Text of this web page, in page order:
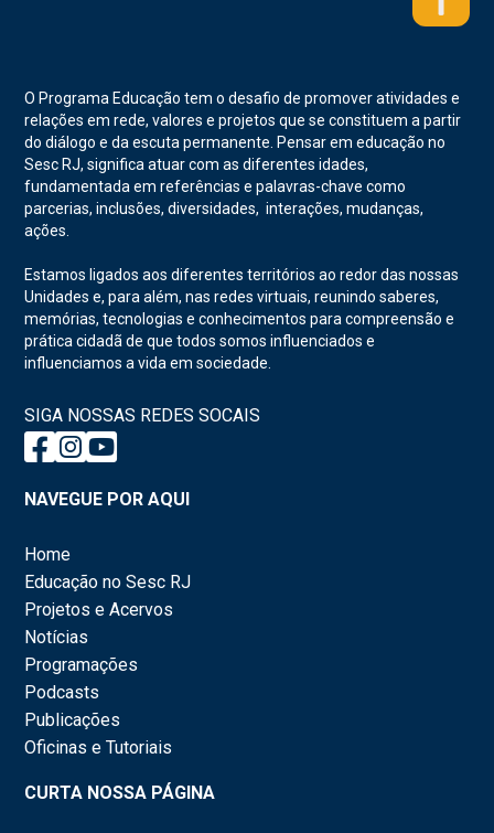
O Programa Educação tem o desafio de promover atividades e
relações em rede, valores e projetos que se constituem a partir
do diálogo e da escuta permanente. Pensar em educação no
Sesc RJ, significa atuar com as diferentes idades,
fundamentada em referências e palavras-chave como
parcerias, inclusões, diversidades, interações, mudanças,
ações.
Estamos ligados aos diferentes territórios ao redor das nossas
Unidades e, para além, nas redes virtuais, reunindo saberes,
memórias, tecnologias e conhecimentos para compreensão e
prática cidadã de que todos somos influenciados e
influenciamos a vida em sociedade.
SIGA NOSSAS REDES SOCAIS
NAVEGUE POR AQUI
Home
Educação no Sesc RJ
Projetos e Acervos
Notícias
Programações
Podcasts
Publicações
Oficinas e Tutoriais
CURTA NOSSA PÁGINA